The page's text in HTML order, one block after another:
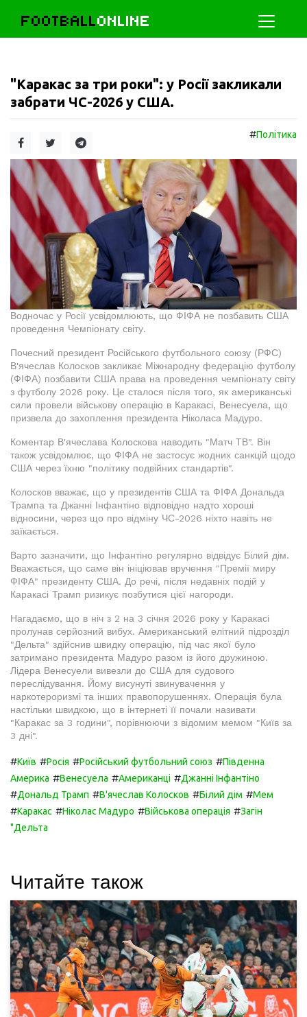
FOOTBALLONLINE
"Каракас за три роки": у Росії закликали
забрати ЧС-2026 у США.
#Політика
Водночас у Росії усвідомлюють, що ФІФА не позбавить США
проведення Чемпіонату світу.
Почесний президент Російського футбольного союзу (РФС)
В'ячеслав Колосков закликає Міжнародну федерацію футболу
(ФІФА) позбавити США права на проведення чемпіонату світу
з футболу 2026 року. Це сталося після того, як американські
сили провели військову операцію в Каракасі, Венесуела, що
призвела до захоплення президента Ніколаса Мадуро.
Коментар В'ячеслава Колоскова наводить "Матч ТВ". Він
також усвідомлює, що ФІФА не застосує жодних санкцій щодо
США через їхню "політику подвійних стандартів".
Колосков вважає, що у президентів США та ФІФА Дональда
Трампа та Джанні Інфантіно відповідно надто хороші
відносини, через що про відміну ЧС-2026 ніхто навіть не
заїкається.
Варто зазначити, що Інфантіно регулярно відвідує Білий дім.
Вважається, що саме він ініціював вручення "Премії миру
ФІФА" президенту США. До речі, після недавніх подій у
Каракасі Трамп ризикує позбутися цієї нагороди.
Нагадаємо, що в ніч з 2 на 3 січня 2026 року у Каракасі
пролунав серйозний вибух. Американський елітний підрозділ
"Дельта" здійснив швидку операцію, під час якої було
затримано президента Мадуро разом із його дружиною.
Лідера Венесуели вивезли до США для судового
переслідування. Йому висунуті звинувачення у
наркотероризмі та інших правопорушеннях. Операція була
настільки швидкою, що в інтернеті її почали називати
"Каракас за 3 години", порівнюючи з відомим мемом "Київ за
3 дні".
#Київ #Росія #Російський футбольний союз #Південна
Америка #Венесуела #Американці #Джанні Інфантіно
#Дональд Трамп #В'ячеслав Колосков #Білий дім #Мем
#Каракас #Ніколас Мадуро #Військова операція #Загін
"Дельта
Читайте також